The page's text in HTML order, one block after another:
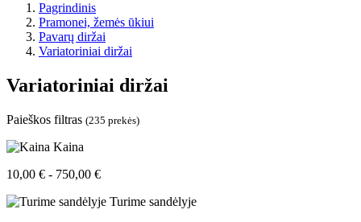
Pagrindinis
Pramonei, žemės ūkiui
Pavarų diržai
Variatoriniai diržai
Variatoriniai diržai
Paieškos filtras (235 prekės)
Kaina
10,00 € - 750,00 €
Turime sandėlyje